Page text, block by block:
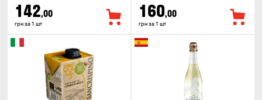
142,00
грн за 1 шт
160,00
грн за 1 шт